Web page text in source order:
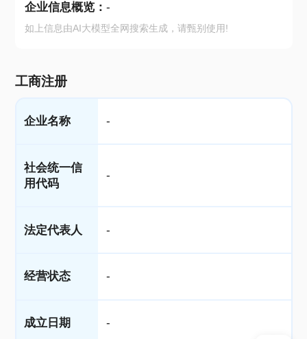
企业信息概览： -
如上信息由AI大模型全网搜索生成，请甄别使用!
工商注册
企业名称 -
社会统一信
用代码
-
法定代表人 -
经营状态 -
成立日期 -